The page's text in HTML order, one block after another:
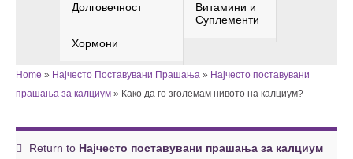
Долговечност
Хормони
Витамини и
Суплементи
Home » Најчесто Поставувани Прашања » Најчесто поставувани
прашања за калциум » Како да го зголемам нивото на калциум?
Return to Најчесто поставувани прашања за калциум